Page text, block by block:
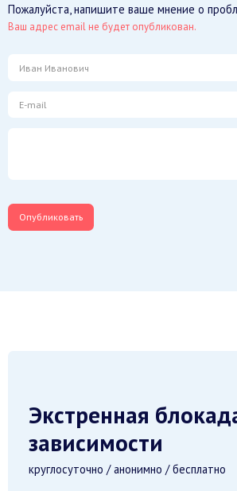
Пожалуйста, напишите ваше мнение о
Ваш адрес email не будет опубликован.
Экстренная
зависимости
круглосуточно / анонимно / бесплатно